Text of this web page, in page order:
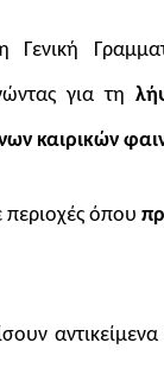
Γενική
για τη
καιρικών
περιοχές όπου